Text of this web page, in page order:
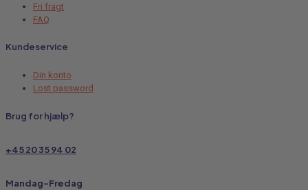
Fri fragt
FAQ
Kundeservice
Din konto
Lost password
Brug for hjælp?
+45 20 35 94 02
Mandag-Fredag